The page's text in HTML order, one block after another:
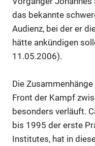
das bekannte
Audienz, bei der er
hätte ankündigen
11.05.2006).
Die
Front der Kampf
besonders verläuft.
bis 1995 der erste
Institutes, hat in